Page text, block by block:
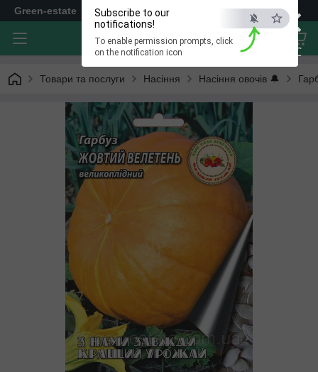
×
ESC
Subscribe to our
notifications!
To enable permission prompts, click
on the notification icon
Green-estate
Товари та послуги Насіння Насіння овочів 🔔